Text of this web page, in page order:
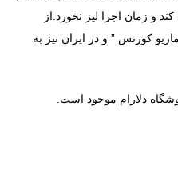
و زمان اجرا لیز نخورد.از
کورتس ” و در ایران نیز به
دلارام موجود است.